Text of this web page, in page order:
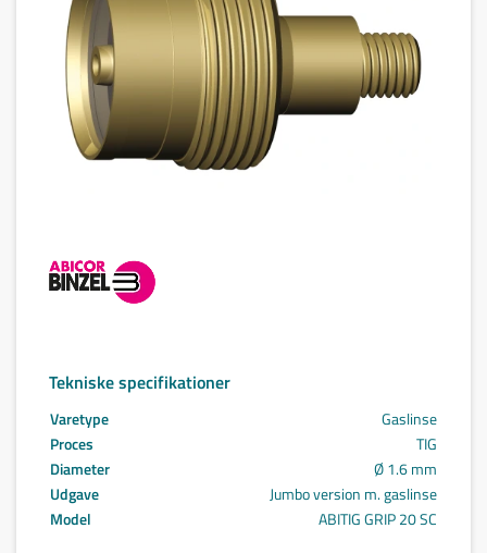
Tekniske specifikationer
Varetype
Gaslinse
Proces
TIG
Diameter
Ø 1.6 mm
Udgave
Jumbo version m. gaslinse
Model
ABITIG GRIP 20 SC